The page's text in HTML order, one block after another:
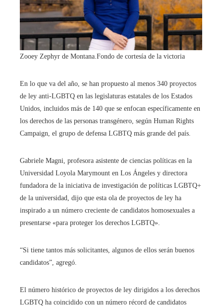
Zooey Zephyr de Montana.Fondo de cortesía de la victoria
En lo que va del año, se han propuesto al menos 340 proyectos
de ley anti-LGBTQ en las legislaturas estatales de los Estados
Unidos, incluidos más de 140 que se enfocan específicamente en
los derechos de las personas transgénero, según Human Rights
Campaign, el grupo de defensa LGBTQ más grande del país.
Gabriele Magni, profesora asistente de ciencias políticas en la
Universidad Loyola Marymount en Los Ángeles y directora
fundadora de la iniciativa de investigación de políticas LGBTQ+
de la universidad, dijo que esta ola de proyectos de ley ha
inspirado a un número creciente de candidatos homosexuales a
presentarse «para proteger los derechos LGBTQ».
“Si tiene tantos más solicitantes, algunos de ellos serán buenos
candidatos”, agregó.
El número histórico de proyectos de ley dirigidos a los derechos
LGBTQ ha coincidido con un número récord de candidatos